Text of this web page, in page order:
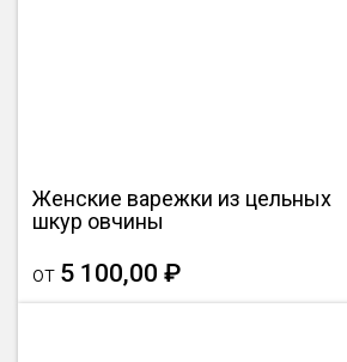
Женские варежки из цельных
шкур овчины
от 5 100,00 ₽